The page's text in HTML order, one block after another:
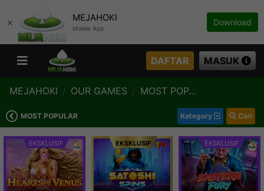
× MEJAHOKI
Mobile App
Download
DAFTAR MASUK
MEJAHOKI OUR GAMES MOST POP...
MOST POPULAR Kategory Cari
EKSKLUSIF EKSKLUSIF EKSKLUSIF